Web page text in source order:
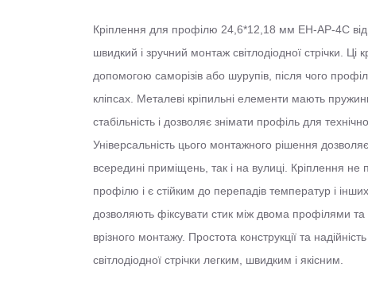
Кріплення для профілю 24,6*12,18 мм EH-AP-4C
швидкий і зручний монтаж світлодіодної стрічки. Ці
допомогою саморізів або шурупів, після чого
кліпсах. Металеві кріпильні елементи мають
стабільність і дозволяє знімати профіль для
Універсальність цього монтажного рішення
всередині приміщень, так і на вулиці. Кріплення не
профілю і є стійким до перепадів температур і
дозволяють фіксувати стик між двома профілями та
врізного монтажу. Простота конструкції та
світлодіодної стрічки легким, швидким і якісним.